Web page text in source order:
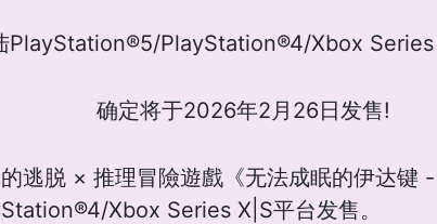
PlayStation®5/PlayStation®4/Xbox Series
确定将于2026年2月26日发售!
逃脱 × 推理冒險遊戲《无法成眠的伊达键
Xbox Series X|S平台发售。